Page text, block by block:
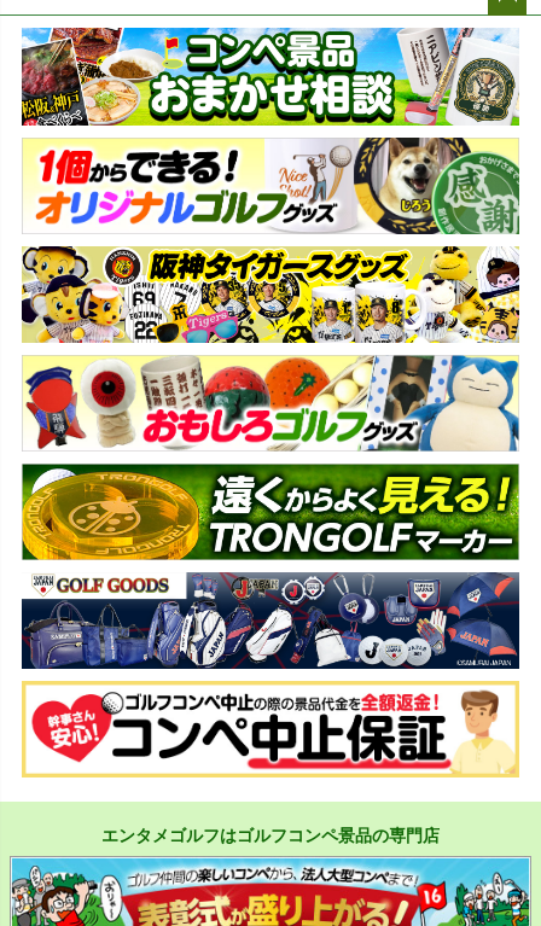
ペー
ジト
ップ
へ
エンタメゴルフはゴルフコンペ景品の専門店